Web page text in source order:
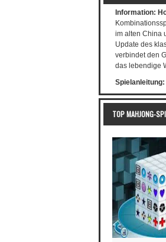
Information:
im alten China
Update des
verbindet den
das lebendige
Spielanleitung:
TOP MAHJONG-